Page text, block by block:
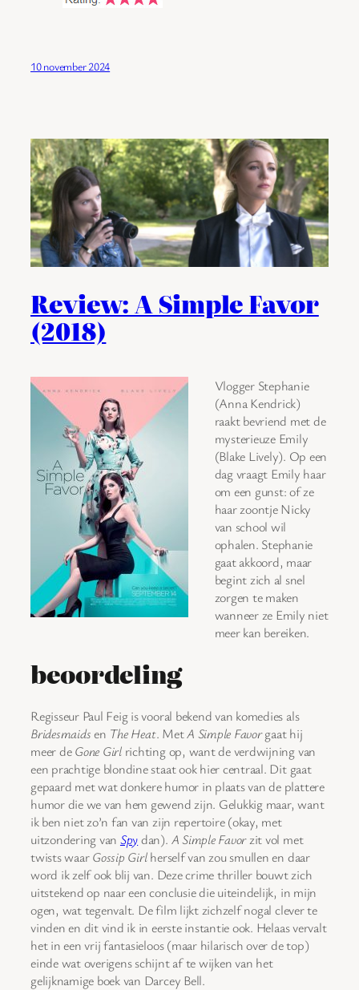
10 november 2024
Review: A Simple Favor
(2018)
Vlogger Stephanie
(Anna Kendrick)
raakt bevriend met de
mysterieuze Emily
(Blake Lively). Op een
dag vraagt Emily haar
om een gunst: of ze
haar zoontje Nicky
van school wil
ophalen. Stephanie
gaat akkoord, maar
begint zich al snel
zorgen te maken
wanneer ze Emily niet
meer kan bereiken.
beoordeling
Regisseur Paul Feig is vooral bekend van komedies als
Bridesmaidsen The Heat. MetA Simple Favorgaat hij
meer deGone Girlrichting op, want de verdwijning van
een prachtige blondine staat ook hier centraal. Dit gaat
gepaard met wat donkere humor in plaats van de plattere
humor die we van hem gewend zijn. Gelukkig maar, want
ik ben niet zo’n fan van zijn repertoire (okay, met
uitzondering van Spydan). A Simple Favorzit vol met
twists waarGossip Girlherself van zou smullen en daar
word ik zelf ook blij van. Deze crime thriller bouwt zich
uitstekend op naar een conclusie die uiteindelijk, in mijn
ogen, wat tegenvalt. De film lijkt zichzelf nogal clever te
vinden en dit vind ik in eerste instantie ook. Helaas vervalt
het in een vrij fantasieloos (maar hilarisch over de top)
einde wat overigens schijnt af te wijken van het
gelijknamige boek van Darcey Bell.